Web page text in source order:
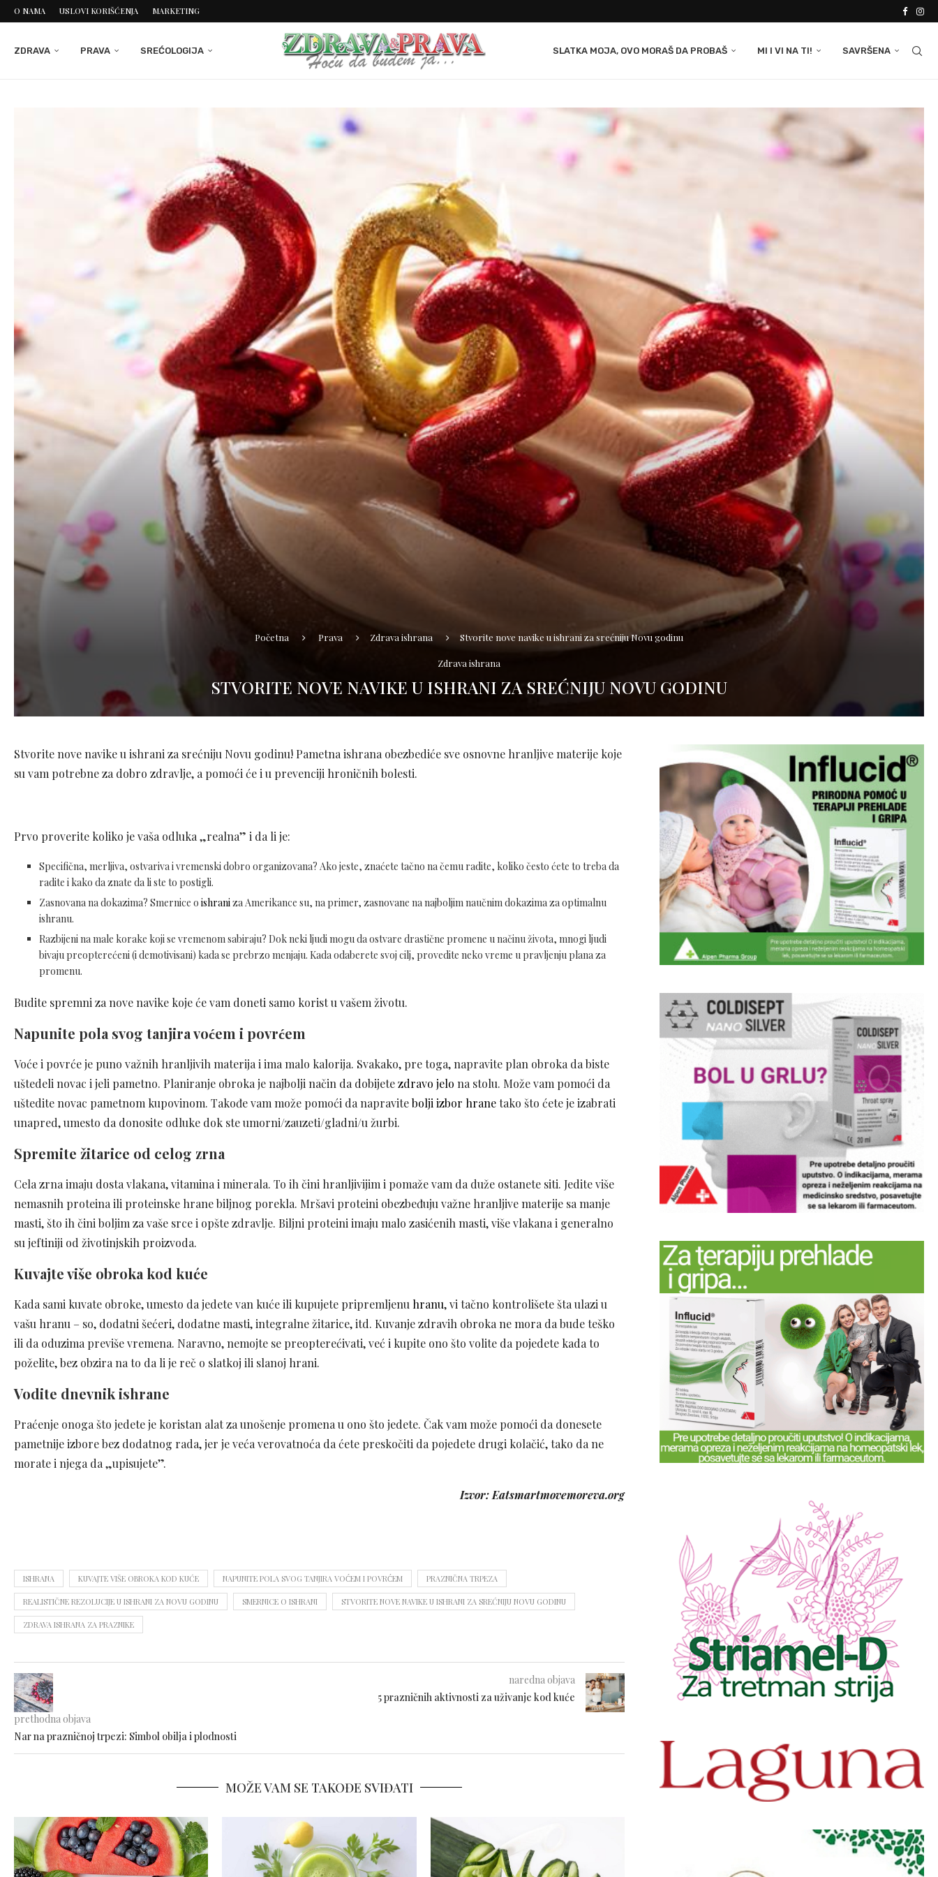
O NAMA USLOVI KORIŠĆENJA MARKETING
ZDRAVA PRAVA SREĆOLOGIJA SLATKA MOJA, OVO MORAŠ DA PROBAŠ MI I VI NA TI! SAVRŠENA
Početna Prava Zdrava ishrana Stvorite nove navike u ishrani za srećniju Novu godinu
Zdrava ishrana
STVORITE NOVE NAVIKE U ISHRANI ZA SREĆNIJU NOVU GODINU
Stvorite nove navike u ishrani za srećniju Novu godinu! Pametna ishrana obezbediće sve osnovne hranljive materije koje
su vam potrebne za dobro zdravlje, a pomoći će i u prevenciji hroničnih bolesti.
Prvo proverite koliko je vaša odluka „realna” i da li je:
Specifična, merljiva, ostvariva i vremenski dobro organizovana? Ako jeste, znaćete tačno na čemu radite, koliko često ćete to treba da
radite i kako da znate da li ste to postigli.
Zasnovana na dokazima? Smernice o ishrani za Amerikance su, na primer, zasnovane na najboljim naučnim dokazima za optimalnu
ishranu.
Razbijeni na male korake koji se vremenom sabiraju? Dok neki ljudi mogu da ostvare drastične promene u načinu života, mnogi ljudi
bivaju preopterećeni (i demotivisani) kada se prebrzo menjaju. Kada odaberete svoj cilj, provedite neko vreme u pravljenju plana za
promenu.
Budite spremni za nove navike koje će vam doneti samo korist u vašem životu.
Napunite pola svog tanjira voćem i povrćem
Voće i povrće je puno važnih hranljivih materija i ima malo kalorija. Svakako, pre toga, napravite plan obroka da biste
uštedeli novac i jeli pametno. Planiranje obroka je najbolji način da dobijetezdravo jelo na stolu. Može vam pomoći da
uštedite novac pametnom kupovinom. Takođe vam može pomoći da napravitebolji izbor hranetako što ćete je izabrati
unapred, umesto da donosite odluke dok ste umorni/zauzeti/gladni/u žurbi.
Spremite žitarice od celog zrna
Cela zrna imaju dosta vlakana, vitamina i minerala. To ih čini hranljivijim i pomaže vam da duže ostanete siti. Jedite više
nemasnih proteina ili proteinske hrane biljnog porekla. Mršavi proteini obezbeđuju važne hranljive materije sa manje
masti, što ih čini boljim za vaše srce i opšte zdravlje. Biljni proteini imaju malo zasićenih masti, više vlakana i generalno
su jeftiniji od životinjskih proizvoda.
Kuvajte više obroka kod kuće
Kada sami kuvate obroke, umesto da jedete van kuće ili kupujete pripremljenu hranu, vi tačno kontrolišete šta ulazi u
vašu hranu – so, dodatni šećeri, dodatne masti, integralne žitarice, itd. Kuvanje zdravih obroka ne mora da bude teško
ili da oduzima previše vremena. Naravno, nemojte se preopterećivati, već i kupite ono što volite da pojedete kada to
poželite, bez obzira na to da li je reč o slatkoj ili slanoj hrani.
Vodite dnevnik ishrane
Praćenje onoga što jedete je koristan alat za unošenje promena u ono što jedete. Čak vam može pomoći da donesete
pametnije izbore bez dodatnog rada, jer je veća verovatnoća da ćete preskočiti da pojedete drugi kolačić, tako da ne
morate i njega da „upisujete”.
Izvor: Eatsmartmovemoreva.org
ISHRANA KUVAJTE VIŠE OBROKA KOD KUĆE NAPUNITE POLA SVOG TANJIRA VOĆEM I POVRĆEM PRAZNIČNA TRPEZA
REALISTIČNE REZOLUCIJE U ISHRANI ZA NOVU GODINU SMERNICE O ISHRANI STVORITE NOVE NAVIKE U ISHRANI ZA SREĆNIJU NOVU GODINU
ZDRAVA ISHRANA ZA PRAZNIKE
prethodna objava
Nar na prazničnoj trpezi: Simbol obilja i plodnosti
naredna objava
5 prazničnih aktivnosti za uživanje kod kuće
MOŽE VAM SE TAKOĐE SVIĐATI